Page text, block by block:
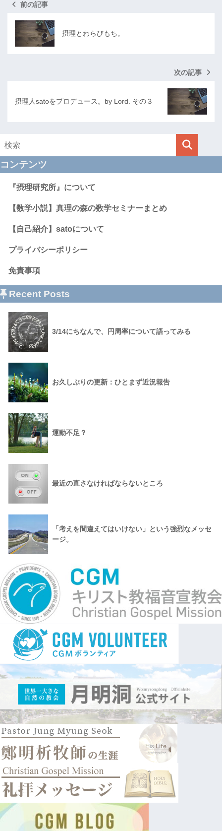
前の記事
摂理とわらびもち。
次の記事
摂理人satoをプロデュース。by Lord. その３
コンテンツ
『摂理研究所』について
【数学小説】真理の森の数学セミナーまとめ
【自己紹介】satoについて
プライバシーポリシー
免責事項
Recent Posts
3/14にちなんで、円周率について語ってみる
お久しぶりの更新：ひとまず近況報告
運動不足？
最近の直さなければならないところ
「考えを間違えてはいけない」という強烈なメッセ
ージ。